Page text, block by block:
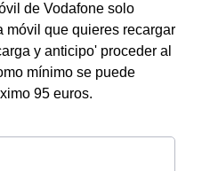
de Vodafone solo
móvil que quieres recargar
y anticipo' proceder al
mínimo se puede
95 euros.